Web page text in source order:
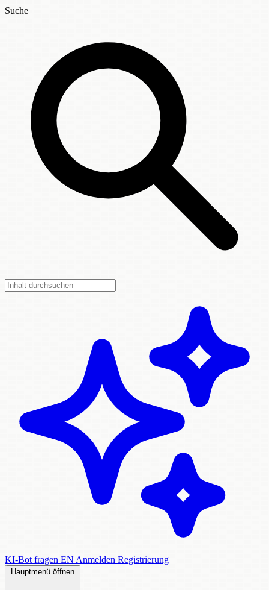
Suche
KI-Bot fragen EN Anmelden Registrierung
Hauptmenü öffnen